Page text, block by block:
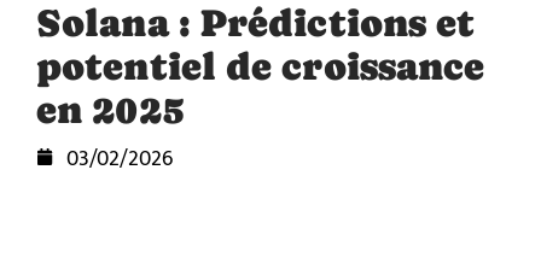
Solana : Prédictions et
potentiel de croissance
en 2025
03/02/2026